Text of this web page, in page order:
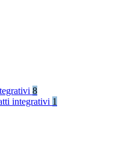
8
integrativi 1